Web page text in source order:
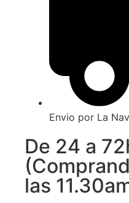
Envio por La
De 24 a
las